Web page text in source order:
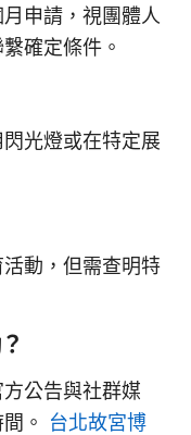
申請，視團體人
確定條件。
光燈或在特定展
動，但需查明特
公告與社群媒
。 台北故宮博